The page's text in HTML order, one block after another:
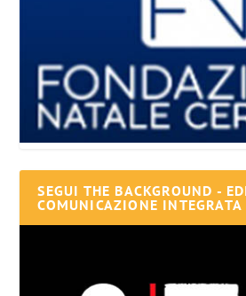
SEGUI THE BACKGROUND -
COMUNICAZIONE INTEGRATA